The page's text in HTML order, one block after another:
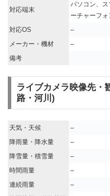
対応端末
パソコン、
ーチャーフ
対応OS
–
メーカー・機材
–
備考
ライブカメラ映像先・
路・河川)
天気・天候
–
降雨量・降水量
–
降雪量・積雪量
–
時間雨量
–
連続雨量
–